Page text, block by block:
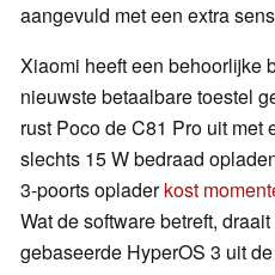
aangevuld met een extra
Xiaomi heeft een behoorlijke
nieuwste betaalbare toestel
rust Poco de C81 Pro uit met
slechts 15 W bedraad
3-poorts opladerkost
Wat de software betreft,
gebaseerde HyperOS 3 uit